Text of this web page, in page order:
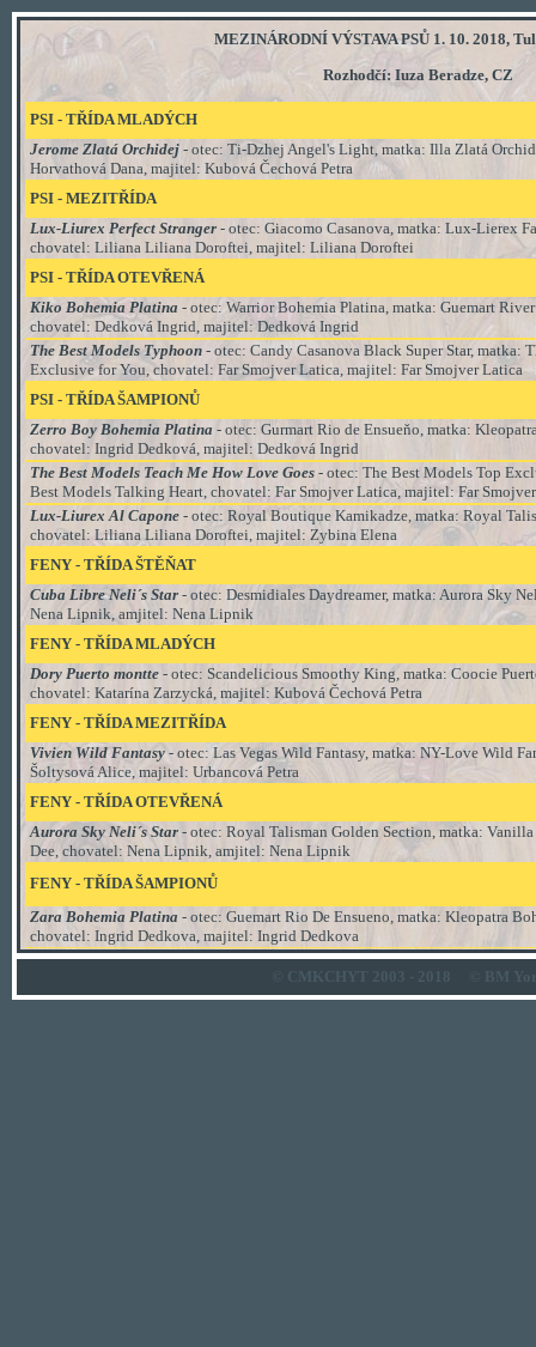
MEZINÁRODNÍ VÝSTAVA PSŮ 1. 10. 2018,
Rozhodčí: Iuza Beradze, CZ
PSI - TŘÍDAMLADÝCH
Jerome Zlatá Orchidej - otec: Ti-Dzhej Angel's Light, matka: Illa Zlatá
Horvathová Dana, majitel: Kubová Čechová Petra
PSI - MEZITŘÍDA
Lux-Liurex Perfect Stranger - otec: Giacomo Casanova, matka: Lux-Lierex
chovatel: Liliana Liliana Doroftei, majitel: Liliana Doroftei
PSI - TŘÍDAOTEVŘENÁ
Kiko Bohemia Platina - otec: Warrior Bohemia Platina, matka: Guemart
chovatel: Dedková Ingrid, majitel: Dedková Ingrid
The Best Models Typhoon - otec: Candy Casanova Black Super Star, matka:
Exclusive for You, chovatel: Far Smojver Latica, majitel: Far Smojver Latica
PSI - TŘÍDA ŠAMPIONŮ
Zerro Boy Bohemia Platina - otec: Gurmart Rio de Ensueňo, matka:
chovatel: Ingrid Dedková, majitel: Dedková Ingrid
The Best Models Teach Me How Love Goes - otec: The Best Models Top
Best Models Talking Heart, chovatel: Far Smojver Latica, majitel: Far
Lux-Liurex Al Capone - otec: Royal Boutique Kamikadze, matka: Royal
chovatel: Liliana Liliana Doroftei, majitel: Zybina Elena
FENY - TŘÍDA ŠTĚŇAT
Cuba Libre Neli´s Star - otec: Desmidiales Daydreamer, matka: Aurora Sky
Nena Lipnik, amjitel: Nena Lipnik
FENY - TŘÍDA MLADÝCH
Dory Puerto montte - otec: Scandelicious Smoothy King, matka: Coocie
chovatel: Katarína Zarzycká, majitel: Kubová Čechová Petra
FENY - TŘÍDA MEZITŘÍDA
Vivien Wild Fantasy- otec: Las Vegas Wild Fantasy, matka: NY-Love Wild
Šoltysová Alice, majitel: Urbancová Petra
FENY - TŘÍDA OTEVŘENÁ
Aurora Sky Neli´s Star - otec: Royal Talisman Golden Section, matka: Vanilla
Dee, chovatel: Nena Lipnik, amjitel: Nena Lipnik
FENY - TŘÍDA ŠAMPIONŮ
Zara Bohemia Platina - otec: Guemart Rio De Ensueno, matka: Kleopatra
chovatel: Ingrid Dedkova, majitel: Ingrid Dedkova
© CMKCHYT 2003 - 2018 © BM